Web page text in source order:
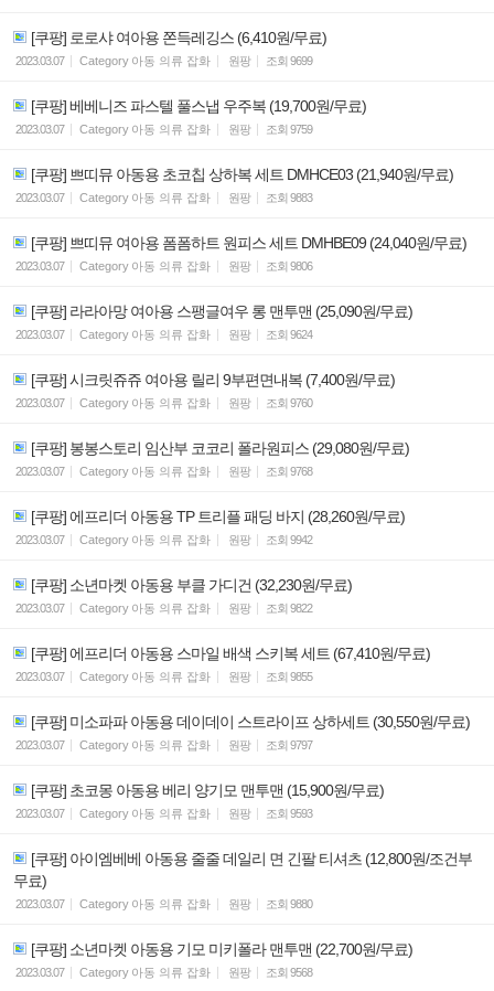
[쿠팡] 로로샤 여아용 쫀득레깅스 (6,410원/무료)
2023.03.07 Category 아동 의류 잡화 원팡 조회 9699
[쿠팡] 베베니즈 파스텔 풀스냅 우주복 (19,700원/무료)
2023.03.07 Category 아동 의류 잡화 원팡 조회 9759
[쿠팡] 쁘띠뮤 아동용 초코칩 상하복 세트 DMHCE03 (21,940원/무료)
2023.03.07 Category 아동 의류 잡화 원팡 조회 9883
[쿠팡] 쁘띠뮤 여아용 폼폼하트 원피스 세트 DMHBE09 (24,040원/무료)
2023.03.07 Category 아동 의류 잡화 원팡 조회 9806
[쿠팡] 라라아망 여아용 스팽글여우 롱 맨투맨 (25,090원/무료)
2023.03.07 Category 아동 의류 잡화 원팡 조회 9624
[쿠팡] 시크릿쥬쥬 여아용 릴리 9부편면내복 (7,400원/무료)
2023.03.07 Category 아동 의류 잡화 원팡 조회 9760
[쿠팡] 봉봉스토리 임산부 코코리 폴라원피스 (29,080원/무료)
2023.03.07 Category 아동 의류 잡화 원팡 조회 9768
[쿠팡] 에프리더 아동용 TP 트리플 패딩 바지 (28,260원/무료)
2023.03.07 Category 아동 의류 잡화 원팡 조회 9942
[쿠팡] 소년마켓 아동용 부클 가디건 (32,230원/무료)
2023.03.07 Category 아동 의류 잡화 원팡 조회 9822
[쿠팡] 에프리더 아동용 스마일 배색 스키복 세트 (67,410원/무료)
2023.03.07 Category 아동 의류 잡화 원팡 조회 9855
[쿠팡] 미소파파 아동용 데이데이 스트라이프 상하세트 (30,550원/무료)
2023.03.07 Category 아동 의류 잡화 원팡 조회 9797
[쿠팡] 초코몽 아동용 베리 양기모 맨투맨 (15,900원/무료)
2023.03.07 Category 아동 의류 잡화 원팡 조회 9593
[쿠팡] 아이엠베베 아동용 줄줄 데일리 면 긴팔 티셔츠 (12,800원/조건부
무료)
2023.03.07 Category 아동 의류 잡화 원팡 조회 9880
[쿠팡] 소년마켓 아동용 기모 미키폴라 맨투맨 (22,700원/무료)
2023.03.07 Category 아동 의류 잡화 원팡 조회 9568